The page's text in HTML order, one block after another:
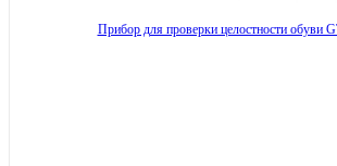
Прибор для проверки целостности обуви